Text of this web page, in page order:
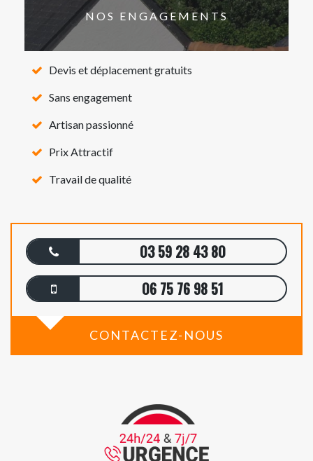
NOS ENGAGEMENTS
Devis et déplacement gratuits
Sans engagement
Artisan passionné
Prix Attractif
Travail de qualité
03 59 28 43 80
06 75 76 98 51
CONTACTEZ-NOUS